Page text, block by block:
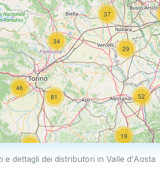
34
37
46
50
29
19
52
81
dettagli dei distributori in Valle d'Aosta